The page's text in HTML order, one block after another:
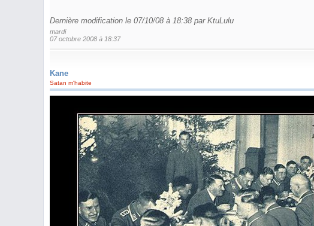
Dernière modification le 07/10/08 à 18:38 par KtuLulu
mardi
07 octobre 2008 à 18:37
Kane
Satan m'habite